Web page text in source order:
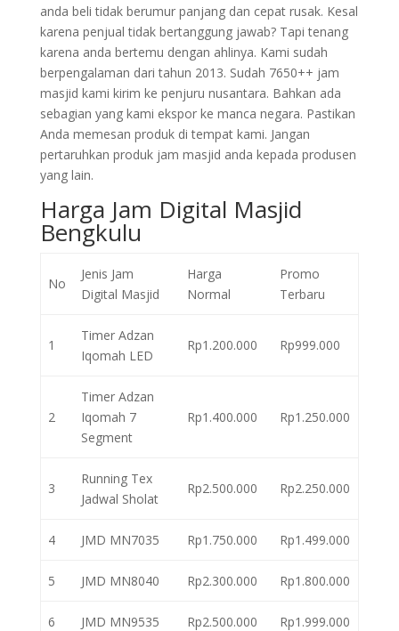
anda beli tidak berumur panjang dan cepat rusak. Kesal
karena penjual tidak bertanggung jawab? Tapi tenang
karena anda bertemu dengan ahlinya. Kami sudah
berpengalaman dari tahun 2013. Sudah 7650++ jam
masjid kami kirim ke penjuru nusantara. Bahkan ada
sebagian yang kami ekspor ke manca negara. Pastikan
Anda memesan produk di tempat kami. Jangan
pertaruhkan produk jam masjid anda kepada produsen
yang lain.
Harga Jam Digital Masjid
Bengkulu
No
Jenis Jam
Digital Masjid
Harga
Normal
Promo
Terbaru
1
Timer Adzan
Iqomah LED
Rp1.200.000 Rp999.000
2
Timer Adzan
Iqomah 7
Segment
Rp1.400.000 Rp1.250.000
3
Running Tex
Jadwal Sholat
Rp2.500.000 Rp2.250.000
4 JMD MN7035 Rp1.750.000 Rp1.499.000
5 JMD MN8040 Rp2.300.000 Rp1.800.000
6 JMD MN9535 Rp2.500.000 Rp1.999.000